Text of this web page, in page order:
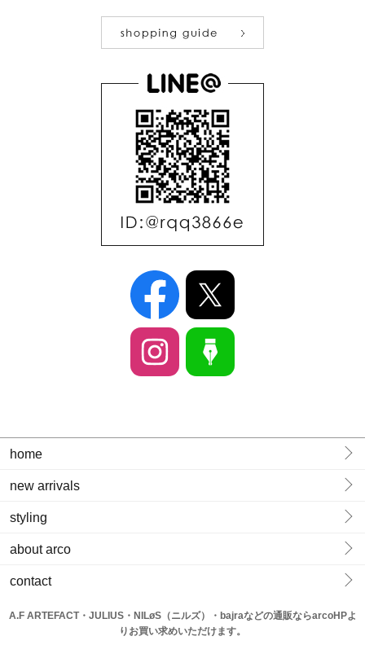
home
new arrivals
styling
about arco
contact
A.F ARTEFACT・JULIUS・NILøS（ニルズ）・bajraなどの通販ならarcoHPよ
りお買い求めいただけます。